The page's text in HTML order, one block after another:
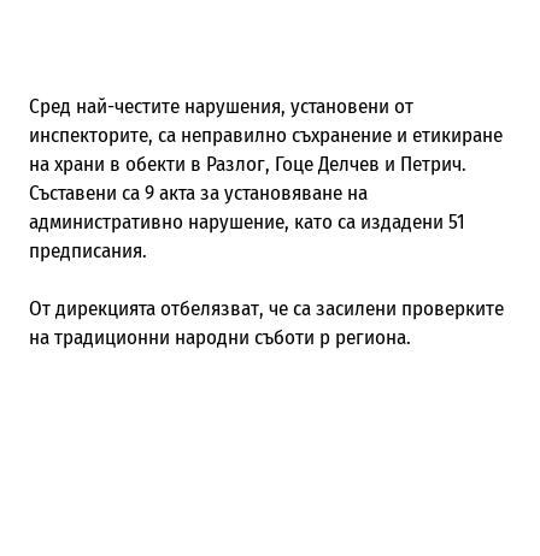
Сред най-честите нарушения, установени от
инспекторите, са неправилно съхранение и етикиране
на храни в обекти в Разлог, Гоце Делчев и Петрич.
Съставени са 9 акта за установяване на
административно нарушение, като са издадени 51
предписания.
От дирекцията отбелязват, че са засилени проверките
на традиционни народни съботи р региона.